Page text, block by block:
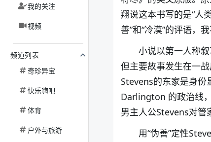
我的关注
视频
频道列表
奇珍异宝
快乐嗨吧
体育
户外与旅游
翔说这本书写的是“人
善”和“冷漠”的评语，我
小说以第一人称
但主要故事发生在一
Stevens的东家是身
Darlington 的政治线
男主人公Stevens对管
用“伪善”定性